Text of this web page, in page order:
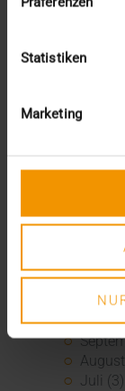
Statistiken
Marketing
Archiv
Juli (4)
März
Juli (3)